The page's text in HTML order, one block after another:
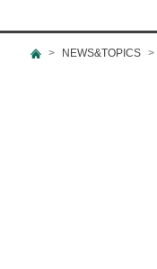
NEWS&TOPICS